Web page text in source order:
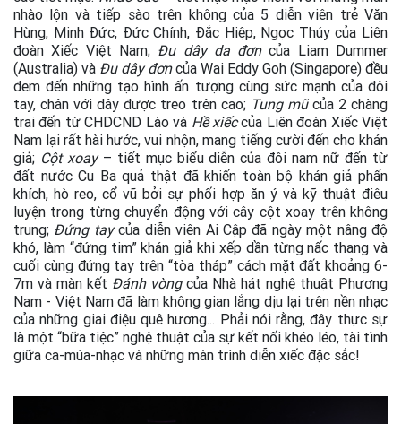
nhào lộn và tiếp sào trên không của 5 diễn viên trẻ Văn
Hùng, Minh Đức, Đức Chính, Đắc Hiệp, Ngọc Thúy của Liên
đoàn Xiếc Việt Nam; Đu dây da đơncủa Liam Dummer
(Australia) và Đu dây đơncủa Wai Eddy Goh (Singapore) đều
đem đến những tạo hình ấn tượng cùng sức mạnh của đôi
tay, chân với dây được treo trên cao; Tung mũcủa 2 chàng
trai đến từ CHDCND Lào và Hề xiếccủa Liên đoàn Xiếc Việt
Nam lại rất hài hước, vui nhộn, mang tiếng cười đến cho khán
giả; Cột xoay– tiết mục biểu diễn của đôi nam nữ đến từ
đất nước Cu Ba quả thật đã khiến toàn bộ khán giả phấn
khích, hò reo, cổ vũ bởi sự phối hợp ăn ý và kỹ thuật điêu
luyện trong từng chuyển động với cây cột xoay trên không
trung; Đứng taycủa diễn viên Ai Cập đã ngày một nâng độ
khó, làm “đứng tim” khán giả khi xếp dần từng nấc thang và
cuối cùng đứng tay trên “tòa tháp” cách mặt đất khoảng 6-
7m và màn kết Đánh vòng của Nhà hát nghệ thuật Phương
Nam - Việt Nam đã làm không gian lắng dịu lại trên nền nhạc
của những giai điệu quê hương... Phải nói rằng, đây thực sự
là một “bữa tiệc” nghệ thuật của sự kết nối khéo léo, tài tình
giữa ca-múa-nhạc và những màn trình diễn xiếc đặc sắc!